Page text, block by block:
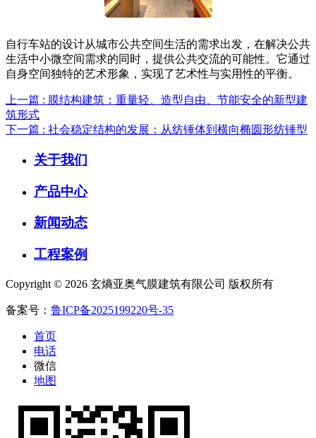
自行车站的设计从城市公共空间生活的需求出发，在解决公共
生活中小微空间需求的同时，提供公共交流的可能性。它通过
自身空间独特的艺术形象，实现了艺术性与实用性的平衡。
上一篇 : 膜结构建筑：重量轻、造型自由、节能安全的新型建
筑形式
下一篇 : 社会稳定结构的发展：从纺锤体到横向椭圆形纺锤型
关于我们
产品中心
新闻动态
工程案例
Copyright © 2026 玄熵亚奥气膜建筑有限公司 版权所有
备案号： 鲁ICP备2025199220号-35
首页
电话
微信
地图